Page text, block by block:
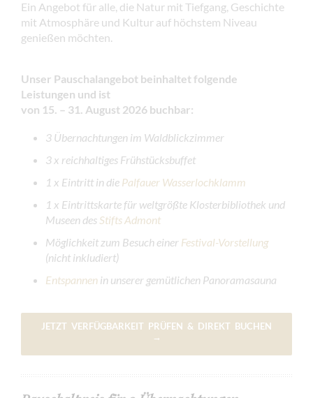
Ein Angebot für alle, die Natur mit Tiefgang, Geschichte
mit Atmosphäre und Kultur auf höchstem Niveau
genießen möchten.
Unser Pauschalangebot beinhaltet folgende
Leistungen und ist
von 15. – 31. August 2026 buchbar:
3 Übernachtungen im Waldblickzimmer
3 x reichhaltiges Frühstücksbuffet
1 x Eintritt in die Palfauer Wasserlochklamm
1 x Eintrittskarte für weltgrößte Klosterbibliothek und
Museen des Stifts Admont
Möglichkeit zum Besuch einer Festival-Vorstellung
(nicht inkludiert)
Entspannen in unserer gemütlichen Panoramasauna
JETZT VERFÜGBARKEIT PRÜFEN & DIREKT BUCHEN
→